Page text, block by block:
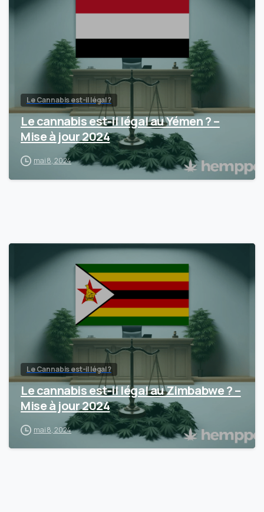
Le Cannabis est-il légal ?
Le cannabis est-il légal au Yémen ? –
Mise à jour 2024
mai 8, 2024
Le Cannabis est-il légal ?
Le cannabis est-il légal au Zimbabwe ? –
Mise à jour 2024
mai 8, 2024